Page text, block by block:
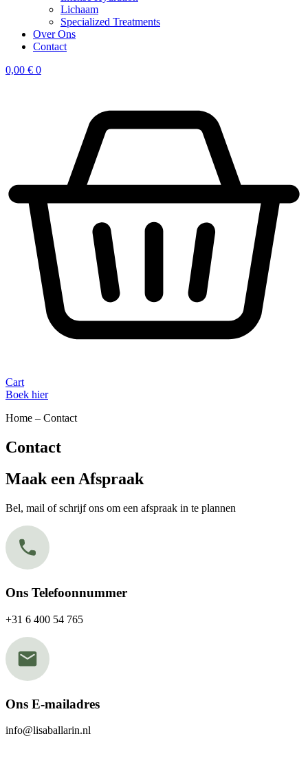
Lichaam
Specialized Treatments
Over Ons
Contact
0,00 € 0
Cart
Boek hier
Home – Contact​
Contact
Maak een Afspraak
Bel, mail of schrijf ons om een afspraak in te plannen
Ons Telefoonnummer
+31 6 400 54 765
Ons E-mailadres
info@lisaballarin.nl